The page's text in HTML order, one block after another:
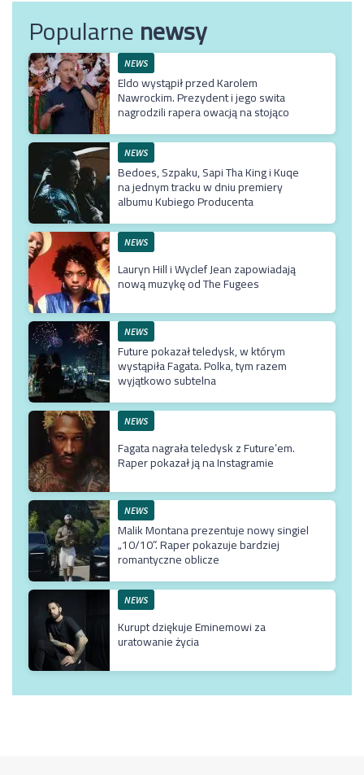
Popularnenewsy
NEWS
Eldo wystąpił przed Karolem
Nawrockim. Prezydent i jego swita
nagrodzili rapera owacją na stojąco
NEWS
Bedoes, Szpaku, Sapi Tha King i Kuqe
na jednym tracku w dniu premiery
albumu Kubiego Producenta
NEWS
Lauryn Hill i Wyclef Jean zapowiadają
nową muzykę od The Fugees
NEWS
Future pokazał teledysk, w którym
wystąpiła Fagata. Polka, tym razem
wyjątkowo subtelna
NEWS
Fagata nagrała teledysk z Future’em.
Raper pokazał ją na Instagramie
NEWS
Malik Montana prezentuje nowy singiel
„10/10”. Raper pokazuje bardziej
romantyczne oblicze
NEWS
Kurupt dziękuje Eminemowi za
uratowanie życia